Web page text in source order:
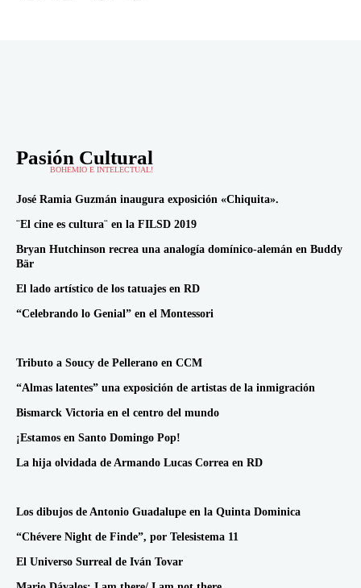
Pasión Cultural
BOHEMIO E INTELECTUAL!
José Ramia Guzmán inaugura exposición «Chiquita».
¨El cine es cultura¨ en la FILSD 2019
Bryan Hutchinson recrea una analogía domínico-alemán en Buddy
Bär
El lado artístico de los tatuajes en RD
“Celebrando lo Genial” en el Montessori
Tributo a Soucy de Pellerano en CCM
“Almas latentes” una exposición de artistas de la inmigración
Bismarck Victoria en el centro del mundo
¡Estamos en Santo Domingo Pop!
La hija olvidada de Armando Lucas Correa en RD
Los dibujos de Antonio Guadalupe en la Quinta Dominica
“Chévere Night de Finde”, por Telesistema 11
El Universo Surreal de Iván Tovar